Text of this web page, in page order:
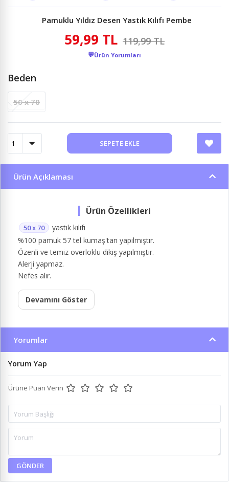
Pamuklu Yıldız Desen Yastık Kılıfı Pembe
59,99 TL 119,99 TL
💬Ürün Yorumları
Beden
50 x 70
SEPETE EKLE
Ürün Açıklaması
50 x 70
yastık kılıfı
%100 pamuk 57 tel kumaş'tan yapılmıştır.
Özenli ve temiz overloklu dikiş yapılmıştır.
Alerji yapmaz.
Nefes alır.
Devamını Göster
Yorumlar
Yorum Yap
Ürüne Puan Verin
GÖNDER